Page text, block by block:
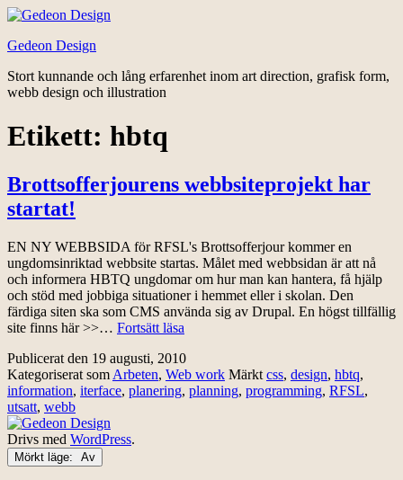
Hoppa
innehåll
Gedeon Design
Stort kunnande och lång erfarenhet inom art direction, grafisk form,
webb design och illustration
Etikett: hbtq
Brottsofferjourens webbsiteprojekt har
startat!
EN NY WEBBSIDA för RFSL's Brottsofferjour kommer en
ungdomsinriktad webbsite startas. Målet med webbsidan är att nå
och informera HBTQ ungdomar om hur man kan hantera, få hjälp
och stöd med jobbiga situationer i hemmet eller i skolan. Den
färdiga siten ska som CMS använda sig av Drupal. En högst tillfällig
site finns här >>… Fortsätt läsa
har
startat!
Publicerat den 19 augusti, 2010
Kategoriserat som Arbeten, Web work Märkt css, design, hbtq,
information, iterface, planering, planning, programming, RFSL,
utsatt, webb
Drivs med WordPress.
Mörkt läge: